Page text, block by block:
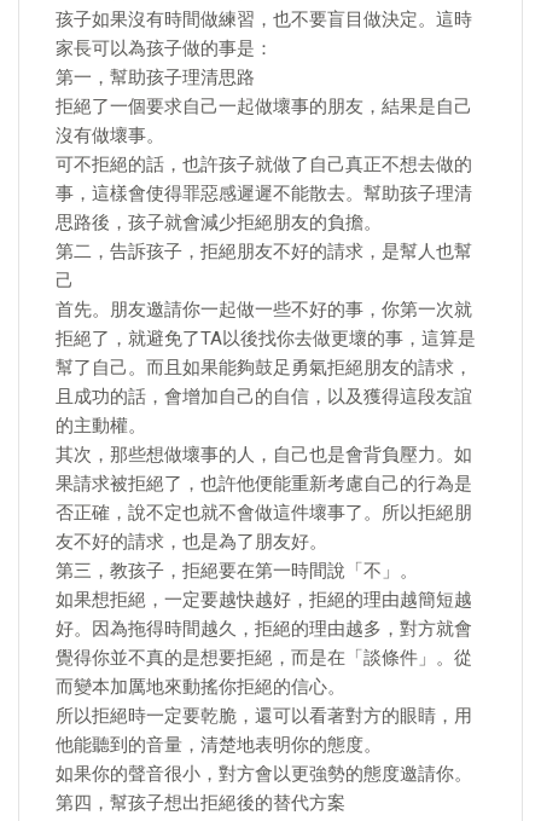
孩子如果沒有時間做練習，也不要盲目做決定。這時
家長可以為孩子做的事是：
第一，幫助孩子理清思路
拒絕了一個要求自己一起做壞事的朋友，結果是自己
沒有做壞事。
可不拒絕的話，也許孩子就做了自己真正不想去做的
事，這樣會使得罪惡感遲遲不能散去。幫助孩子理清
思路後，孩子就會減少拒絕朋友的負擔。
第二，告訴孩子，拒絕朋友不好的請求，是幫人也幫
己
首先。朋友邀請你一起做一些不好的事，你第一次就
拒絕了，就避免了TA以後找你去做更壞的事，這算是
幫了自己。而且如果能夠鼓足勇氣拒絕朋友的請求，
且成功的話，會增加自己的自信，以及獲得這段友誼
的主動權。
其次，那些想做壞事的人，自己也是會背負壓力。如
果請求被拒絕了，也許他便能重新考慮自己的行為是
否正確，說不定也就不會做這件壞事了。所以拒絕朋
友不好的請求，也是為了朋友好。
第三，教孩子，拒絕要在第一時間說「不」。
如果想拒絕，一定要越快越好，拒絕的理由越簡短越
好。因為拖得時間越久，拒絕的理由越多，對方就會
覺得你並不真的是想要拒絕，而是在「談條件」。從
而變本加厲地來動搖你拒絕的信心。
所以拒絕時一定要乾脆，還可以看著對方的眼睛，用
他能聽到的音量，清楚地表明你的態度。
如果你的聲音很小，對方會以更強勢的態度邀請你。
第四，幫孩子想出拒絕後的替代方案